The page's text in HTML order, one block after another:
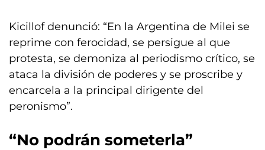
Kicillof denunció: “En la Argentina de Milei se
reprime con ferocidad, se persigue al que
protesta, se demoniza al periodismo crítico, se
ataca la división de poderes y se proscribe y
encarcela a la principal dirigente del
peronismo”.
“No podrán someterla”